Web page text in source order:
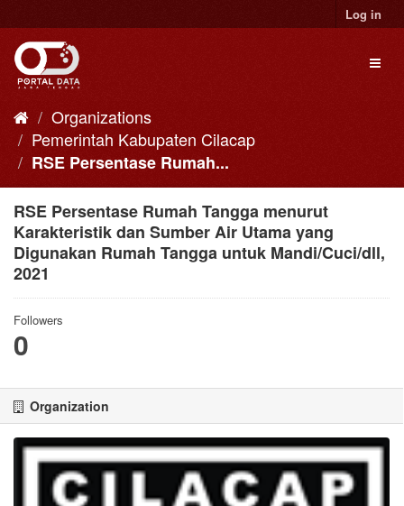
to
content
Log in
Organizations
Pemerintah Kabupaten Cilacap
RSE Persentase Rumah...
RSE Persentase Rumah Tangga menurut
Karakteristik dan Sumber Air Utama yang
Digunakan Rumah Tangga untuk Mandi/Cuci/dll,
2021
Followers
0
Organization